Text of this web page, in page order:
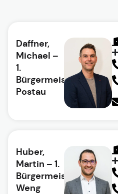
Daffner,
Michael –
1.
Bürgermeister
Postau
Huber,
Martin – 1.
Bürgermeister
Weng